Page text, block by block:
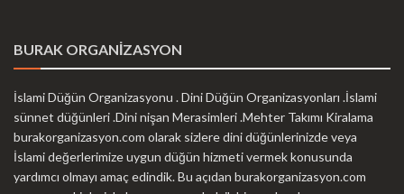
BURAK ORGANİZASYON
İslami Düğün Organizasyonu . Dini Düğün Organizasyonları .İslami
sünnet düğünleri .Dini nişan Merasimleri .Mehter Takımı Kiralama
burakorganizasyon.com olarak sizlere dini düğünlerinizde veya
İslami değerlerimize uygun düğün hizmeti vermek konusunda
yardımcı olmayı amaç edindik. Bu açıdan burakorganizasyon.com